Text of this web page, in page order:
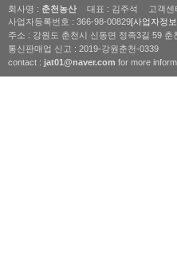
회사명 : 춘천농산 대표 : 김주석 고객센
사업자등록번호 : 366-98-00829[사업자정
주소 : 강원도 춘천시 신동면 정족3길 59 춘
통신판매업 신고 : 2019-강원춘천-0339
contact : jat01@naver.com for more